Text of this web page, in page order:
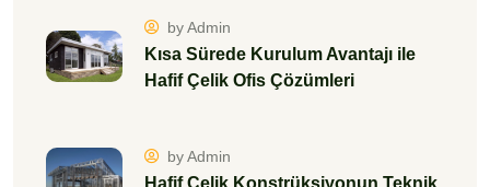
by Admin
Kısa Sürede Kurulum Avantajı ile
Hafif Çelik Ofis Çözümleri
by Admin